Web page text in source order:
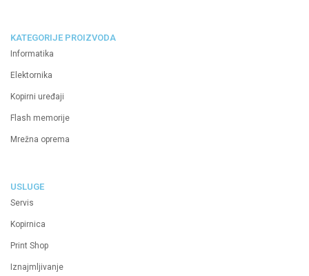
KATEGORIJE PROIZVODA
Informatika
Elektornika
Kopirni uređaji
Flash memorije
Mrežna oprema
USLUGE
Servis
Kopirnica
Print Shop
Iznajmljivanje